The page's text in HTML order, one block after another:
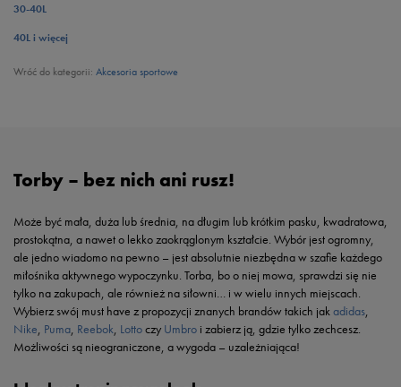
30-40L
40L i więcej
Wróć do kategorii: Akcesoria sportowe
Torby – bez nich ani rusz!
Może być mała, duża lub średnia, na długim lub krótkim pasku, kwadratowa,
prostokątna, a nawet o lekko zaokrąglonym kształcie. Wybór jest ogromny,
ale jedno wiadomo na pewno – jest absolutnie niezbędna w szafie każdego
miłośnika aktywnego wypoczynku. Torba, bo o niej mowa, sprawdzi się nie
tylko na zakupach, ale również na siłowni… i w wielu innych miejscach.
Wybierz swój must have z propozycji znanych brandów takich jakadidas,
Nike, Puma, Reebok, Lottoczy Umbro i zabierz ją, gdzie tylko zechcesz.
Możliwości są nieograniczone, a wygoda – uzależniająca!